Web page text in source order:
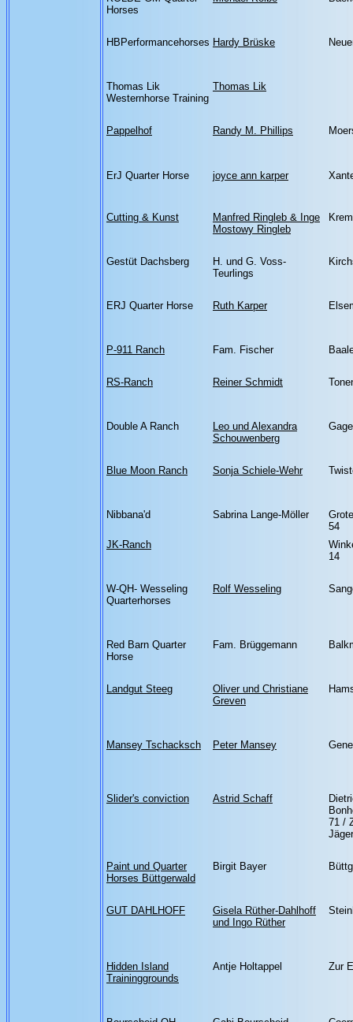
Horses
HBPerformancehorses Hardy Brüske
Thomas Lik
Westernhorse Training
Thomas Lik
Pappelhof Randy M. Phillips
ErJ Quarter Horse joyce ann karper
Cutting & Kunst
Manfred Ringleb & Inge
Mostowy Ringleb
Gestüt Dachsberg
H. und G. Voss-
Teurlings
ERJ Quarter Horse Ruth Karper
P-911 Ranch Fam. Fischer
RS-Ranch Reiner Schmidt
Double A Ranch
Leo und Alexandra
Schouwenberg
Blue Moon Ranch Sonja Schiele-Wehr
Nibbana'd Sabrina Lange-Möller
54
JK-Ranch
14
W-QH- Wesseling
Quarterhorses
Rolf Wesseling
Red Barn Quarter
Horse
Fam. Brüggemann
Landgut Steeg
Oliver und Christiane
Greven
Mansey Tschacksch Peter Mansey
Slider's conviction Astrid Schaff
71 /
Paint und Quarter
Horses Büttgerwald
Birgit Bayer
GUT DAHLHOFF
Gisela Rüther-Dahlhoff
und Ingo Rüther
Hidden Island
Traininggrounds
Antje Holtappel Zur